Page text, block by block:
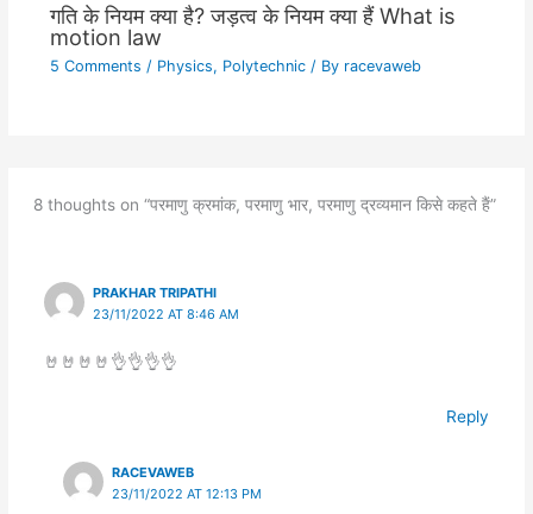
गति के नियम क्या है? जड़त्व के नियम क्या हैं What is
motion law
5 Comments / Physics, Polytechnic/ By racevaweb
8 thoughts on “परमाणु क्रमांक, परमाणु भार, परमाणु द्रव्यमान किसे कहते हैं”
PRAKHAR TRIPATHI
23/11/2022 AT 8:46 AM
🤘🤘🤘🤘👌👌👌👌
Reply
RACEVAWEB
23/11/2022 AT 12:13 PM